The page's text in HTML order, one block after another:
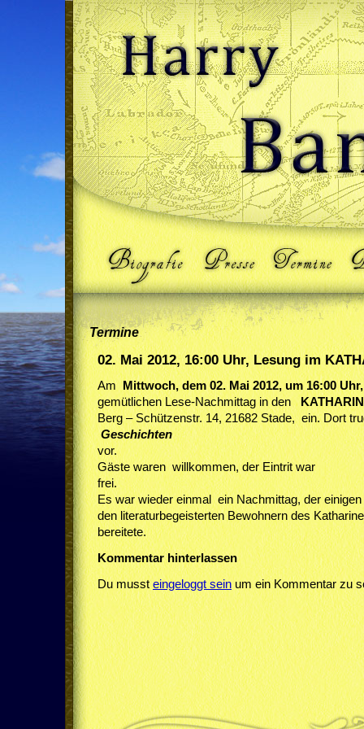
Termine
02. Mai 2012, 16:00 Uhr, Lesung im
AmMittwoch, dem 02. Mai 2012, um 16:00 Uhr,
gemütlichen Lese-Nachmittag in den
Berg – Schützenstr. 14, 21682 Stade, ein.
Geschichten
Gäste waren willkommen, der Eintrit war
Es war wieder einmal ein Nachmittag, der
den literaturbegeisterten Bewohnern des
bereitete.
Kommentar hinterlassen
Du mussteingeloggt seinum ein Kommentar zu